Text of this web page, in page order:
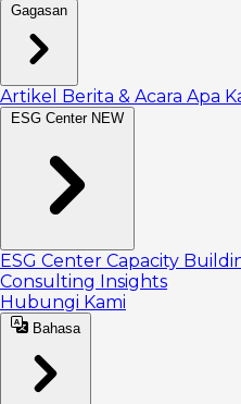
Gagasan
Artikel Berita & Acara Apa
ESG Center NEW
ESG Center Capacity
Consulting Insights
Hubungi Kami
Bahasa